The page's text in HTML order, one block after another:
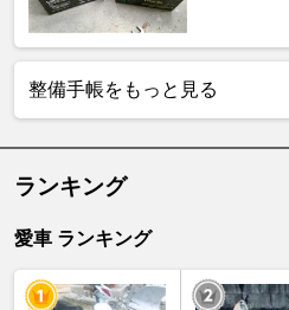
整備手帳をもっと見る
ランキング
愛車 ランキング